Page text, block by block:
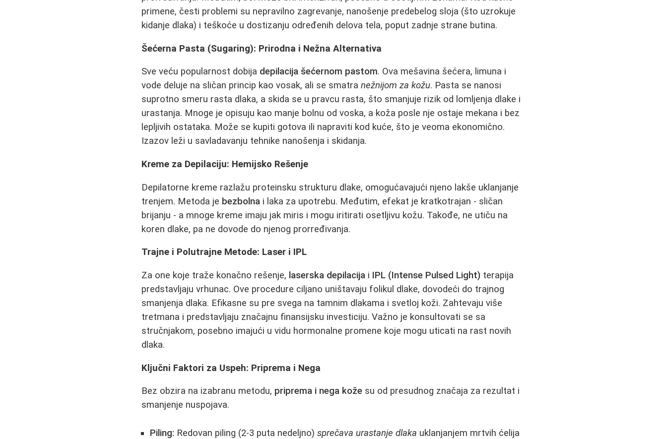
primene, česti problemi su nepravilno zagrevanje, nanošenje predebelog sloja (što uzrokuje
kidanje dlaka) i teškoće u dostizanju određenih delova tela, poput zadnje strane butina.
Šećerna Pasta (Sugaring): Prirodna i Nežna Alternativa
Sve veću popularnost dobija depilacija šećernom pastom. Ova mešavina šećera, limuna i
vode deluje na sličan princip kao vosak, ali se smatranežnijom za kožu. Pasta se nanosi
suprotno smeru rasta dlaka, a skida se u pravcu rasta, što smanjuje rizik od lomljenja dlake i
urastanja. Mnoge je opisuju kao manje bolnu od voska, a koža posle nje ostaje mekana i bez
lepljivih ostataka. Može se kupiti gotova ili napraviti kod kuće, što je veoma ekonomično.
Izazov leži u savladavanju tehnike nanošenja i skidanja.
Kreme za Depilaciju: Hemijsko Rešenje
Depilatorne kreme razlažu proteinsku strukturu dlake, omogućavajući njeno lakše uklanjanje
trenjem. Metoda je bezbolna i laka za upotrebu. Međutim, efekat je kratkotrajan - sličan
brijanju - a mnoge kreme imaju jak miris i mogu iritirati osetljivu kožu. Takođe, ne utiču na
koren dlake, pa ne dovode do njenog prorređivanja.
Trajne i Polutrajne Metode: Laser i IPL
Za one koje traže konačno rešenje, laserska depilacija i IPL (Intense Pulsed Light) terapija
predstavljaju vrhunac. Ove procedure ciljano uništavaju folikul dlake, dovodeći do trajnog
smanjenja dlaka. Efikasne su pre svega na tamnim dlakama i svetloj koži. Zahtevaju više
tretmana i predstavljaju značajnu finansijsku investiciju. Važno je konsultovati se sa
stručnjakom, posebno imajući u vidu hormonalne promene koje mogu uticati na rast novih
dlaka.
Ključni Faktori za Uspeh: Priprema i Nega
Bez obzira na izabranu metodu, priprema i nega kože su od presudnog značaja za rezultat i
smanjenje nuspojava.
Piling: Redovan piling (2-3 puta nedeljno)sprečava urastanje dlaka uklanjanjem mrtvih ćelija